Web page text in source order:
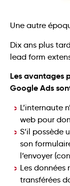
Une autre
Dix ans plus
lead form
Les avantages
Google Ads
L’internaute
web pour
S’il possède
son
l’envoyer
Les
transférées